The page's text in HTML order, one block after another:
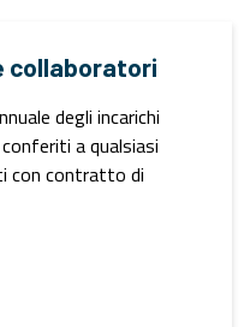
collaboratori
degli incarichi
a qualsiasi
con contratto di